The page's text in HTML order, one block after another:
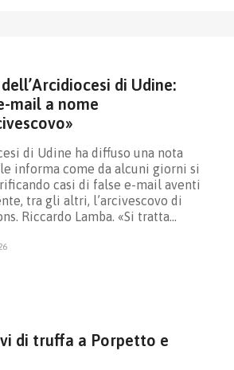
di Udine:
mail a nome
di Udine ha diffuso una nota
informa come da alcuni giorni si
casi di false e-mail aventi
tra gli altri, l’arcivescovo di
Riccardo Lamba. «Si tratta…
di truffa a Porpetto e